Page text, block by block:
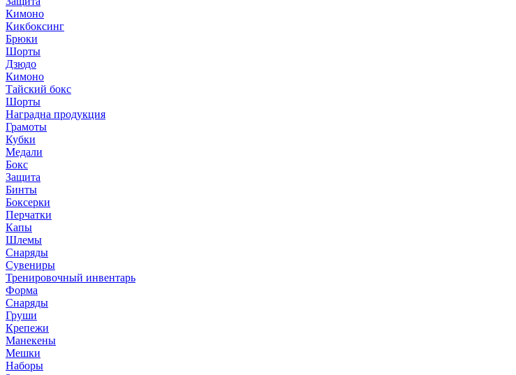
Кимоно
Кикбоксинг
Брюки
Шорты
Дзюдо
Кимоно
Тайский бокс
Шорты
Наградна продукция
Грамоты
Кубки
Медали
Бокс
Защита
Бинты
Боксерки
Перчатки
Капы
Шлемы
Снаряды
Сувениры
Тренировочный инвентарь
Форма
Снаряды
Груши
Крепежи
Манекены
Мешки
Наборы